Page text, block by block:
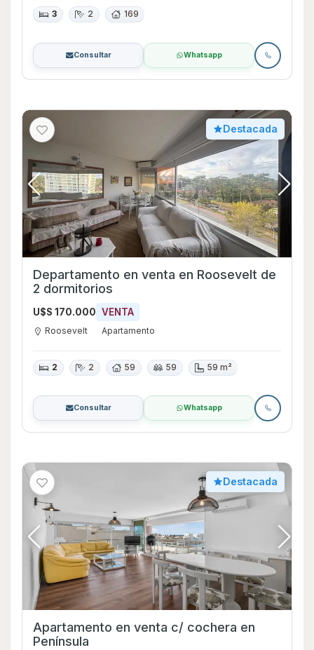
3 2 169
Consultar Whatsapp
Destacada
Departamento en venta en Roosevelt de
2 dormitorios
U$S 170.000 VENTA
Roosevelt Apartamento
2 2 59 59 59 m²
Consultar Whatsapp
Destacada
Apartamento en venta c/ cochera en
Península